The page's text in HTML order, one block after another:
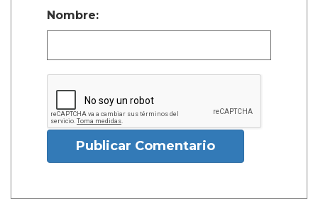
Nombre:
Publicar Comentario